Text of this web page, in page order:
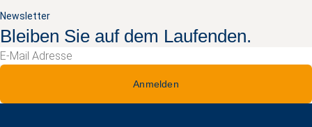
Newsletter
Bleiben Sie auf dem Laufenden.
Anmelden